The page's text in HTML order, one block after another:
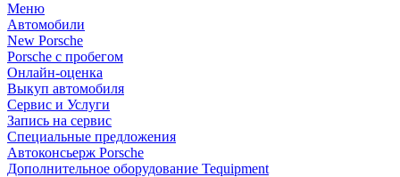
Меню
Автомобили
New Porsche
Porsche с пробегом
Онлайн-оценка
Выкуп автомобиля
Сервис и Услуги
Запись на сервис
Специальные предложения
Автоконсьерж Porsche
Дополнительное оборудование Tequipment